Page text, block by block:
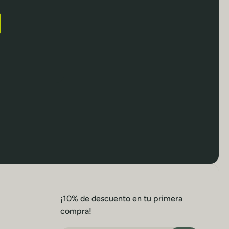
¡10% de descuento en tu primera
compra!